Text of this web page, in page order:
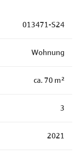
013471-S24
Wohnung
ca. 70 m²
3
2021